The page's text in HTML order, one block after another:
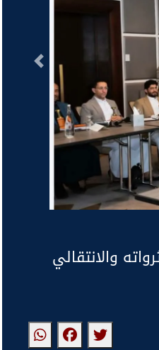
التالى
والانتقالي
الصراع.. هل تتحول حماية المنشآت
معركة جديدة على الثروة والسيادة؟